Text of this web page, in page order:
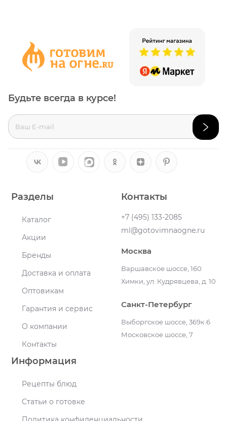
Разделы
Каталог
Акции
Бренды
Доставка и оплата
Оптовикам
Гарантия и сервис
О компании
Контакты
Информация
Рецепты блюд
Статьи о готовке
Контакты
+7 (495) 133-2085
ml@gotovimnaogne.ru
Москва
Варшавское шоссе, 160
Химки, ул. Кудрявцева, д. 10
Санкт-Петербург
Выборгское шоссе, 369к.6
Московское шоссе, 7
Будьте всегда в курсе!